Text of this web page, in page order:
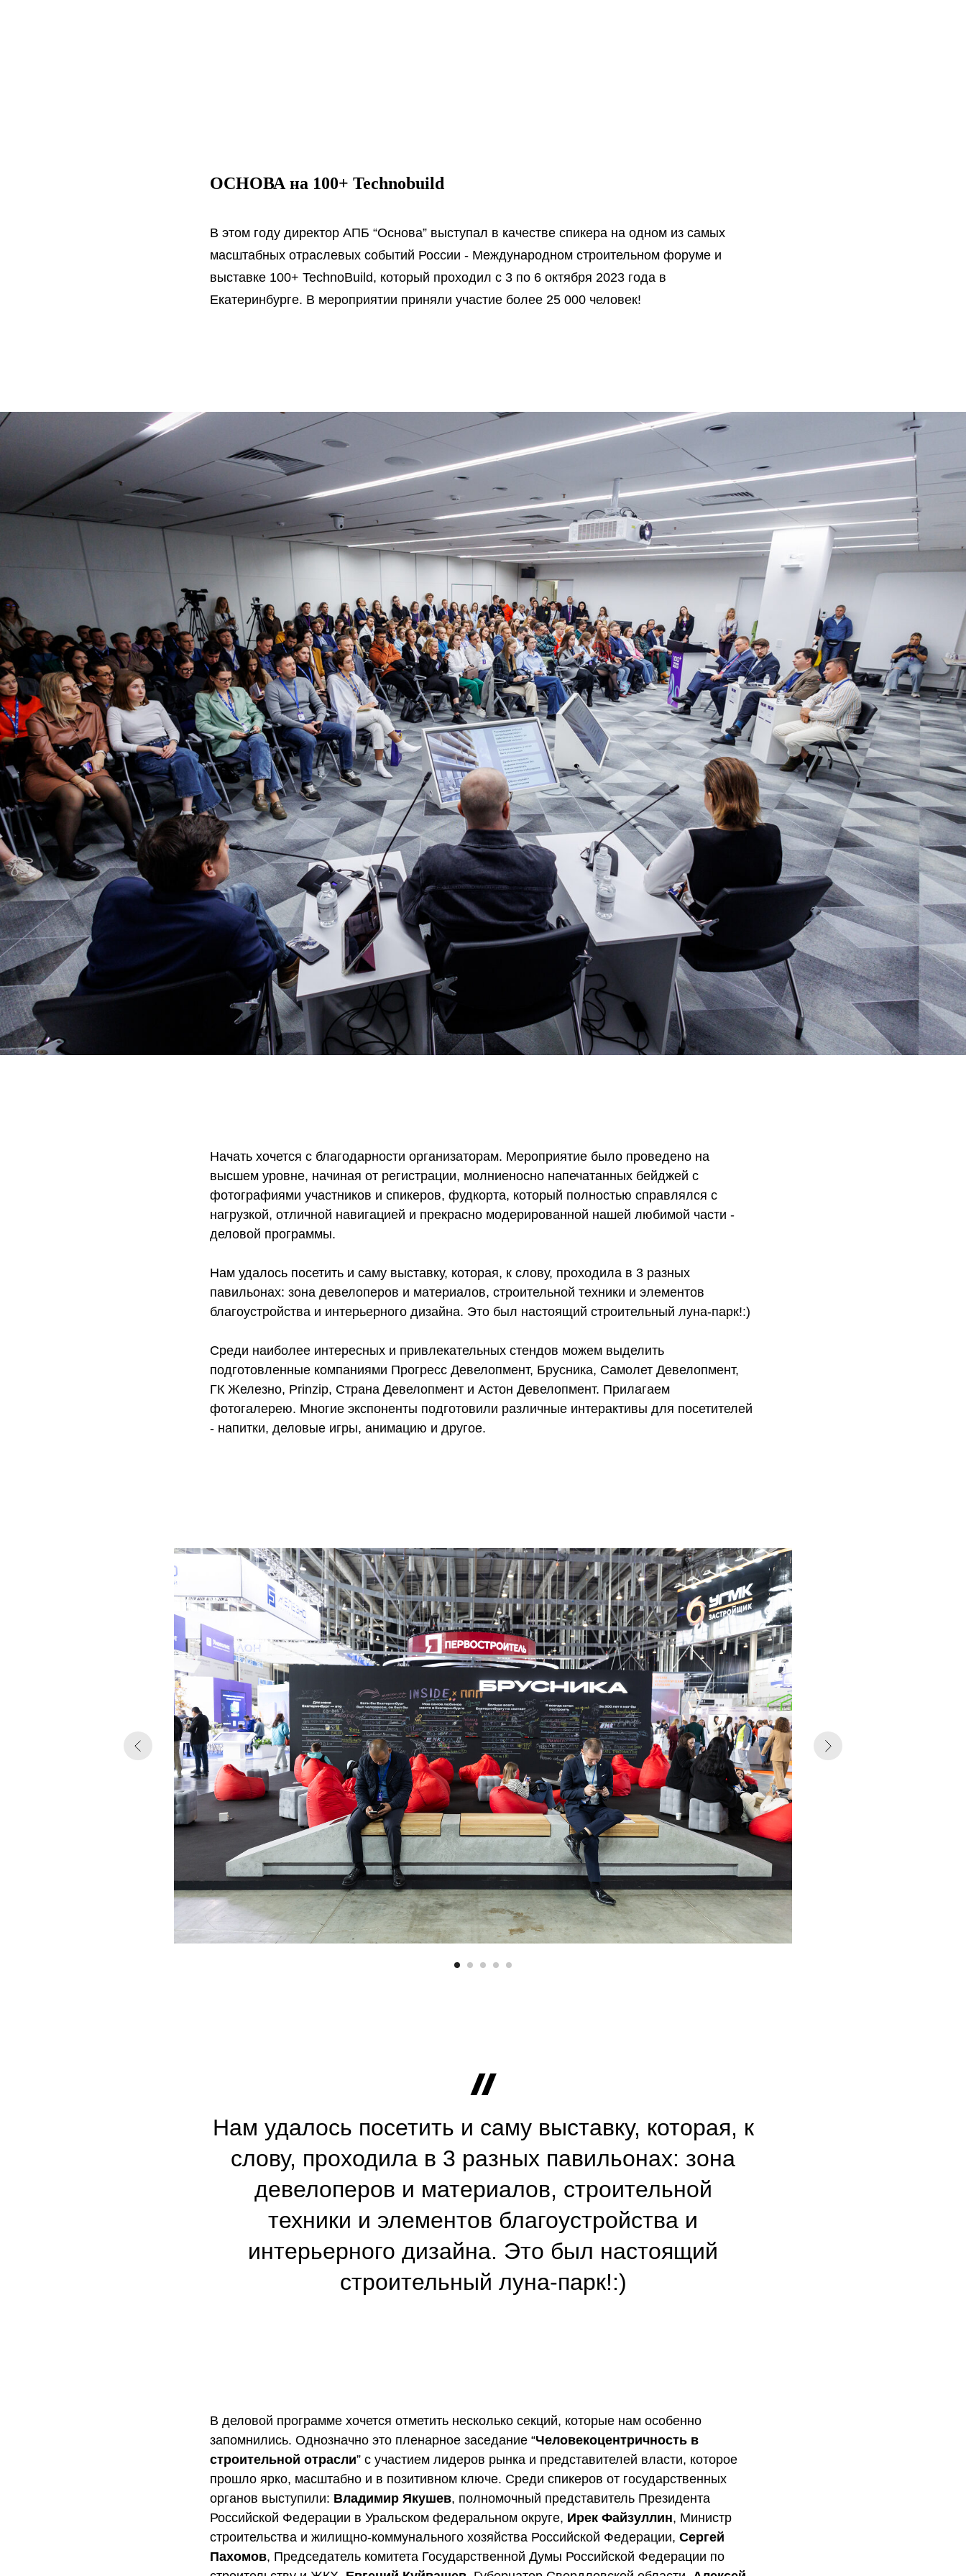
ОСНОВА на 100+ Technobuild
В этом году директор АПБ “Основа” выступал в качестве спикера на одном из самых
масштабных отраслевых событий России - Международном строительном форуме и
выставке 100+ TechnoBuild, который проходил с 3 по 6 октября 2023 года в
Екатеринбурге. В мероприятии приняли участие более 25 000 человек!
Начать хочется с благодарности организаторам. Мероприятие было проведено на
высшем уровне, начиная от регистрации, молниеносно напечатанных бейджей с
фотографиями участников и спикеров, фудкорта, который полностью справлялся с
нагрузкой, отличной навигацией и прекрасно модерированной нашей любимой части -
деловой программы.
Нам удалось посетить и саму выставку, которая, к слову, проходила в 3 разных
павильонах: зона девелоперов и материалов, строительной техники и элементов
благоустройства и интерьерного дизайна. Это был настоящий строительный луна-парк!:)
Среди наиболее интересных и привлекательных стендов можем выделить
подготовленные компаниями Прогресс Девелопмент, Брусника, Самолет Девелопмент,
ГК Железно, Prinzip, Страна Девелопмент и Астон Девелопмент. Прилагаем
фотогалерею. Многие экспоненты подготовили различные интерактивы для посетителей
- напитки, деловые игры, анимацию и другое.
Нам удалось посетить и саму выставку, которая, к
слову, проходила в 3 разных павильонах: зона
девелоперов и материалов, строительной
техники и элементов благоустройства и
интерьерного дизайна. Это был настоящий
строительный луна-парк!:)
В деловой программе хочется отметить несколько секций, которые нам особенно
запомнились. Однозначно это пленарное заседание “Человекоцентричность в
строительной отрасли” с участием лидеров рынка и представителей власти, которое
прошло ярко, масштабно и в позитивном ключе. Среди спикеров от государственных
органов выступили: Владимир Якушев, полномочный представитель Президента
Российской Федерации в Уральском федеральном округе, Ирек Файзуллин, Министр
строительства и жилищно-коммунального хозяйства Российской Федерации, Сергей
Пахомов, Председатель комитета Государственной Думы Российской Федерации по